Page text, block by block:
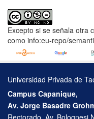
Excepto si se señala otra
como info:eu-repo/
Universidad Privada de
Campus Capanique,
Av. Jorge Basadre